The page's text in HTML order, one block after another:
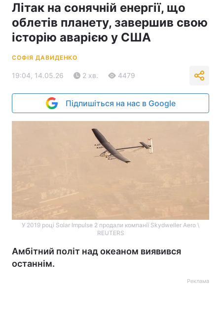
Літак на сонячній енергії, що
облетів планету, завершив свою
історію аварією у США
СОФІЯ ДАВИДЕНКО
19:04, 14.05.26 2 хв. 4479
Підпишіться на нас в Google
У 2019 році Solar Impulse 2 продали компанії Skydweller Aero \
REUTERS
Амбітний політ над океаном виявився
останнім.
Реклама